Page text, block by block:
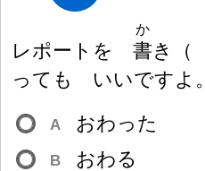
レポートを 書
か
き （
っても いいですよ。
A おわった
B おわる